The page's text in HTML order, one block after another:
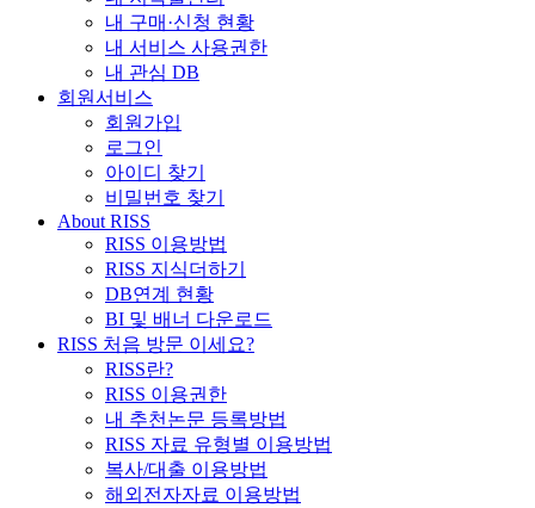
내 구매·신청 현황
내 서비스 사용권한
내 관심 DB
회원서비스
회원가입
로그인
아이디 찾기
비밀번호 찾기
About RISS
RISS 이용방법
RISS 지식더하기
DB연계 현황
BI 및 배너 다운로드
RISS 처음 방문 이세요?
RISS란?
RISS 이용권한
내 추천논문 등록방법
RISS 자료 유형별 이용방법
복사/대출 이용방법
해외전자자료 이용방법